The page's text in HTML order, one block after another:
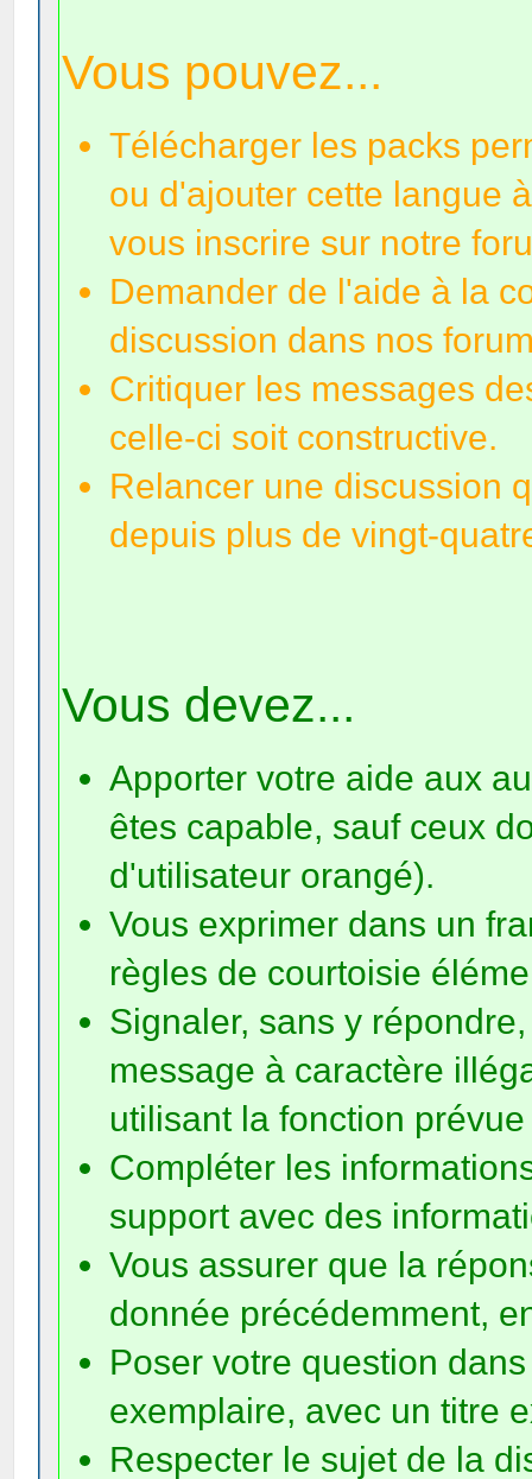
Vous pouvez...
Télécharger les packs
ou d'ajouter cette langue
vous inscrire sur notre
Demander de l'aide à la
discussion dans nos
Critiquer les messages
celle-ci soit constructive.
Relancer une discussion
depuis plus de vingt-
Vous devez...
Apporter votre aide aux
êtes capable, sauf ceux
d'utilisateur orangé).
Vous exprimer dans un
règles de courtoisie
Signaler, sans y
message à caractère
utilisant la fonction
Compléter les
support avec des
Vous assurer que la
donnée précédemment,
Poser votre question
exemplaire, avec un titre
Respecter le sujet de la